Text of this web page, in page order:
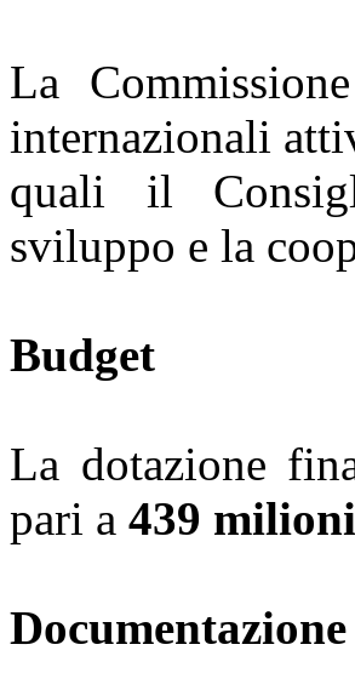
La
internazionali
quali il
sviluppo e la
Budget
La dotazione
pari a 439
Documentazione